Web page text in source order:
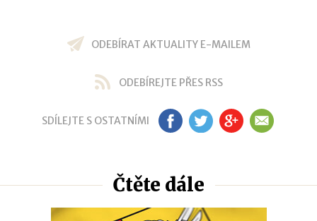
ODEBÍRAT AKTUALITY E-MAILEM
ODEBÍREJTE PŘES RSS
SDÍLEJTE S OSTATNÍMI FB TW GP EM
Čtěte dále